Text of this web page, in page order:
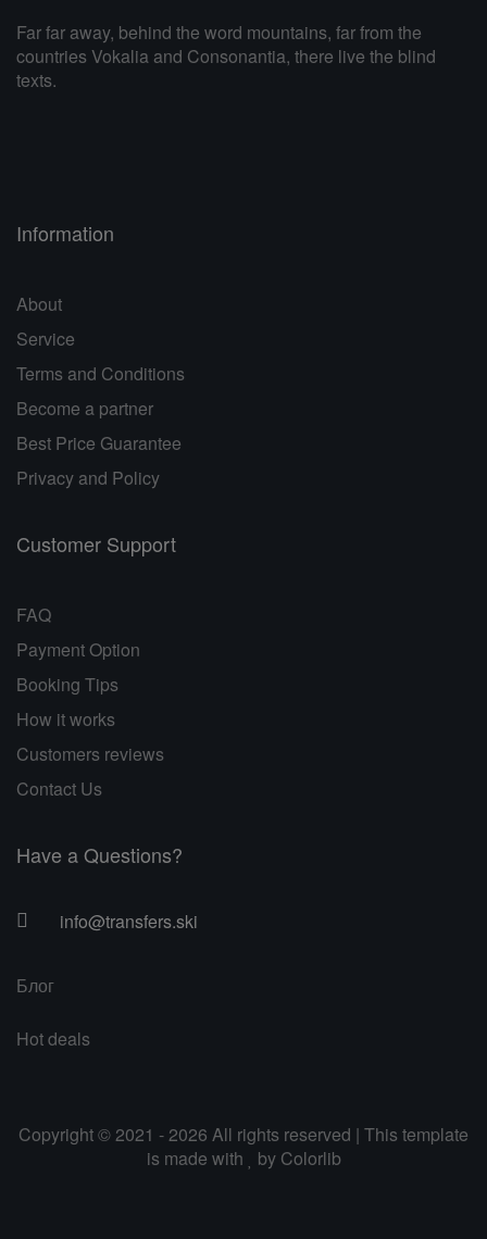
Far far away, behind the word mountains, far from the
countries Vokalia and Consonantia, there live the blind
texts.
Information
About
Service
Terms and Conditions
Become a partner
Best Price Guarantee
Privacy and Policy
Customer Support
FAQ
Payment Option
Booking Tips
How it works
Customers reviews
Contact Us
Have a Questions?
info@transfers.ski
Блог
Hot deals
Copyright © 2021 - 2026 All rights reserved | This template
is made with
by Colorlib